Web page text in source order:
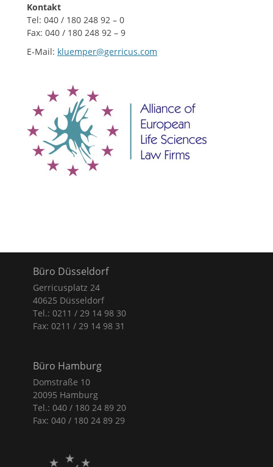
Kontakt
Tel: 040 / 180 248 92 – 0
Fax: 040 / 180 248 92 – 9
E-Mail: kluemper@gerricus.com
Büro Düsseldorf
Gerricusplatz 24
40625 Düsseldorf
Tel.: 0211 / 29 14 98 30
Fax: 0211 / 29 14 98 31
Büro Hamburg
Domstraße 10
20095 Hamburg
Tel.: 040 / 180 24 89 20
Fax: 040 / 180 24 89 29